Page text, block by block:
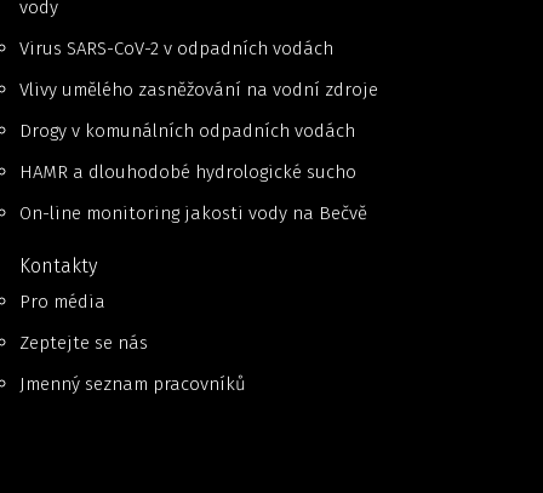
vody
Virus SARS-CoV-2 v odpadních vodách
Vlivy umělého zasněžování na vodní zdroje
Drogy v komunálních odpadních vodách
HAMR a dlouhodobé hydrologické sucho
On-line monitoring jakosti vody na Bečvě
Kontakty
Pro média
Zeptejte se nás
Jmenný seznam pracovníků